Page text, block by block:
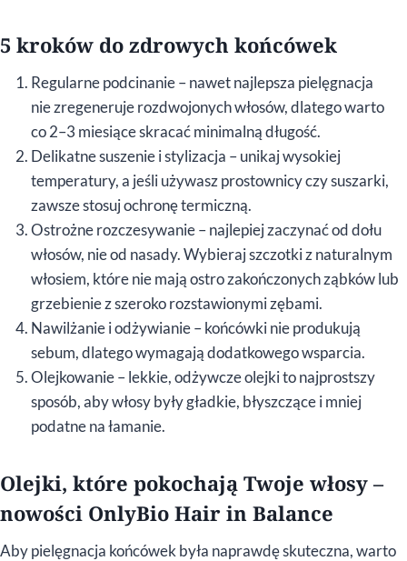
5 kroków do zdrowych końcówek
Regularne podcinanie – nawet najlepsza pielęgnacja
nie zregeneruje rozdwojonych włosów, dlatego warto
co 2–3 miesiące skracać minimalną długość.
Delikatne suszenie i stylizacja – unikaj wysokiej
temperatury, a jeśli używasz prostownicy czy suszarki,
zawsze stosuj ochronę termiczną.
Ostrożne rozczesywanie – najlepiej zaczynać od dołu
włosów, nie od nasady. Wybieraj szczotki z naturalnym
włosiem, które nie mają ostro zakończonych ząbków lub
grzebienie z szeroko rozstawionymi zębami.
Nawilżanie i odżywianie – końcówki nie produkują
sebum, dlatego wymagają dodatkowego wsparcia.
Olejkowanie – lekkie, odżywcze olejki to najprostszy
sposób, aby włosy były gładkie, błyszczące i mniej
podatne na łamanie.
Olejki, które pokochają Twoje włosy –
nowości OnlyBio Hair in Balance
Aby pielęgnacja końcówek była naprawdę skuteczna, warto